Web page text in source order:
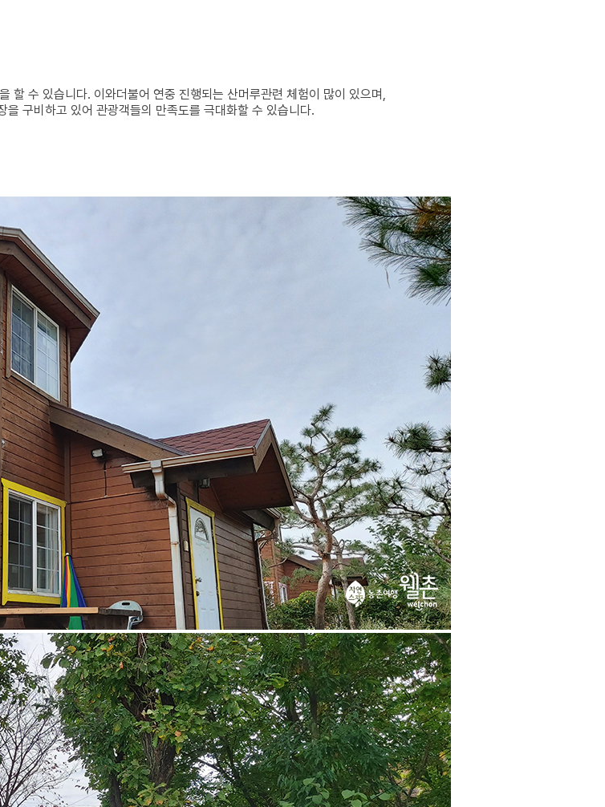
할 수 있습니다. 이와더불어 연중 진행되는 산머루관련 체험이 많이 있으며,
구비하고 있어 관광객들의 만족도를 극대화할 수 있습니다.